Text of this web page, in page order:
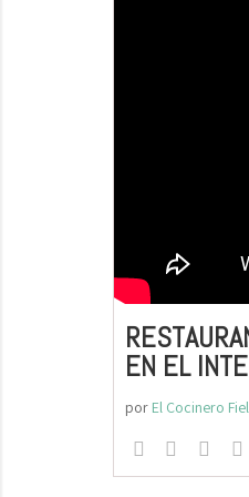
EN EL
por El Cocinero Fiel